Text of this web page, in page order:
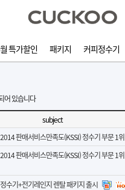
특가할인 패키지 커피정수기
어 있습니다
subject
판매서비스만족도(KSSI) 정수기 부문 1위
판매서비스만족도(KSSI) 정수기 부문 1위
수기+전기레인지 렌탈 패키지 출시